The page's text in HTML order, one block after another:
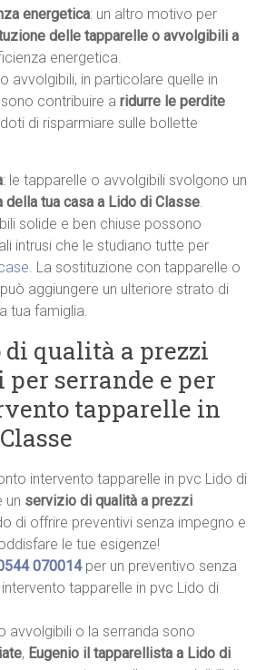
energetica: un altro motivo per
delle tapparelle o avvolgibili a
energetica.
avvolgibili, in particolare quelle in
contribuire aridurre le perdite
di risparmiare sulle bollette
: le tapparelle o avvolgibili svolgono un
tua casa a Lido di Classe.
solide e ben chiuse possono
intrusi che le studiano tutte per
. La sostituzione con tapparelle o
aggiungere un ulteriore strato di
tua famiglia.
qualità a prezzi
serrande e per
tapparelle in
intervento tapparelle in pvc Lido di
un servizio di qualità a prezzi
di offrire preventivi senza impegno e
le tue esigenze!
070014 per un preventivo senza
tapparelle in pvc Lido di
avvolgibili o la serranda sono
, Eugenio il tapparellista a Lido di